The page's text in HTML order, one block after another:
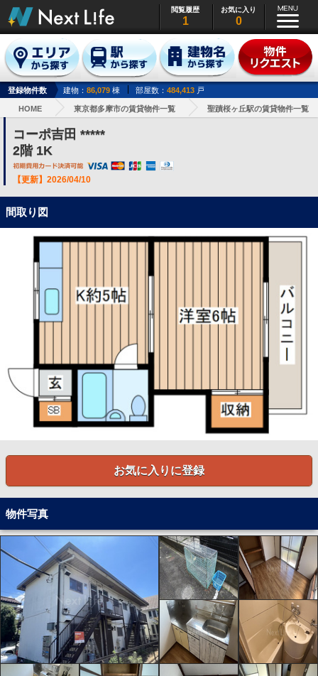
閲覧履歴
1
お気に入り
0
登録物件数 建物： 86,079 棟 部屋数： 484,413 戸
HOME 東京都多摩市の賃貸物件一覧 聖蹟桜ヶ丘駅の賃貸物件一覧
コーポ吉田 *****
2階 1K
【更新】2026/04/10
間取り図
お気に入りに登録
物件写真